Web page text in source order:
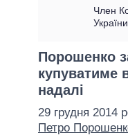
ГОЛОВИ
МЕРИ МІСТ
Член
Порошенко
купуватиме
надалі
29 грудня 2014
Петро